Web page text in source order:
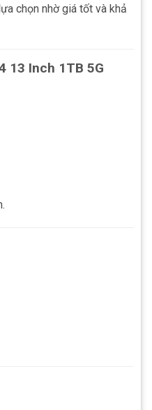
chọn nhờ giá tốt và khả
13 Inch 1TB 5G